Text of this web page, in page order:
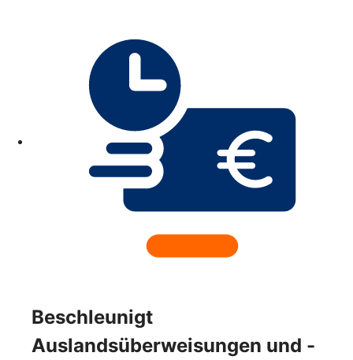
Beschleunigt
Auslandsüberweisungen und -